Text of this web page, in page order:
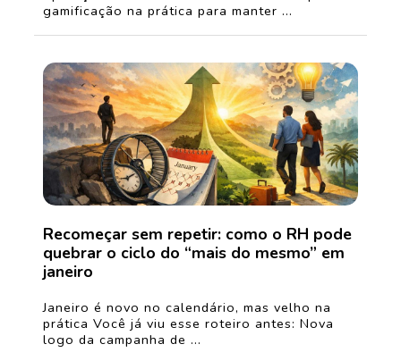
gamificação na prática para manter ...
Recomeçar sem repetir: como o RH pode
quebrar o ciclo do “mais do mesmo” em
janeiro
Janeiro é novo no calendário, mas velho na
prática Você já viu esse roteiro antes: Nova
logo da campanha de ...